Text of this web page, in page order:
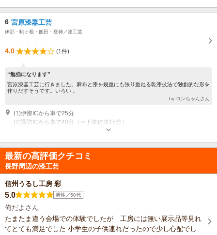
6 宮原漆器工芸
伊那・駒ヶ根・飯田・昼神／漆工芸
4.0 (1件)
“勉強になります”
宮原漆器工芸に行きました。麻布と漆を幾重にも張り重ねる乾漆技法で独創的な形を
作りだすそうです。いろい...
by ロンちゃんさん
(1)伊那ICから車で25分
(2)諏訪ICから車で40分（⇒下車徒歩15分）
最新の高評価クチコミ
長野周辺の漆工芸
信州うるし工房 彩
5.0 男性／50代
俺だよさん
たまたま違う会場での体験でしたが 工房には無い展示品等見れ
てとても満足でした 小学生の子供連れだったので少し心配でし